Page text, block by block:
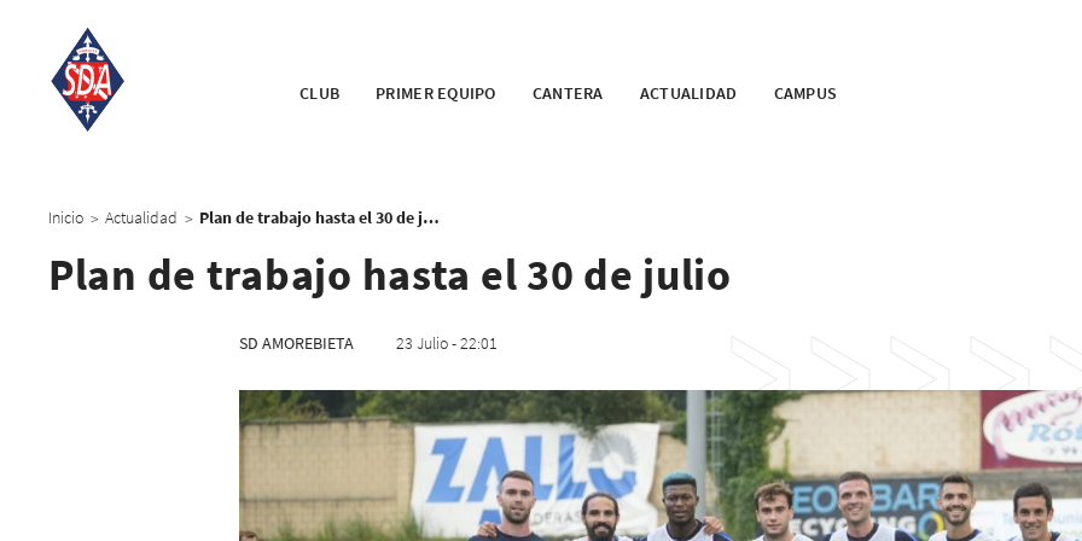
CLUB PRIMER EQUIPO CANTERA ACTUALIDAD CAMPUS
Inicio > Actualidad > Plan de trabajo hasta el 30 de julio
Plan de trabajo hasta el 30 de julio
SD AMOREBIETA 23 Julio - 22:01